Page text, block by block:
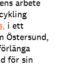
arbete
i ett
Östersund,
för sin